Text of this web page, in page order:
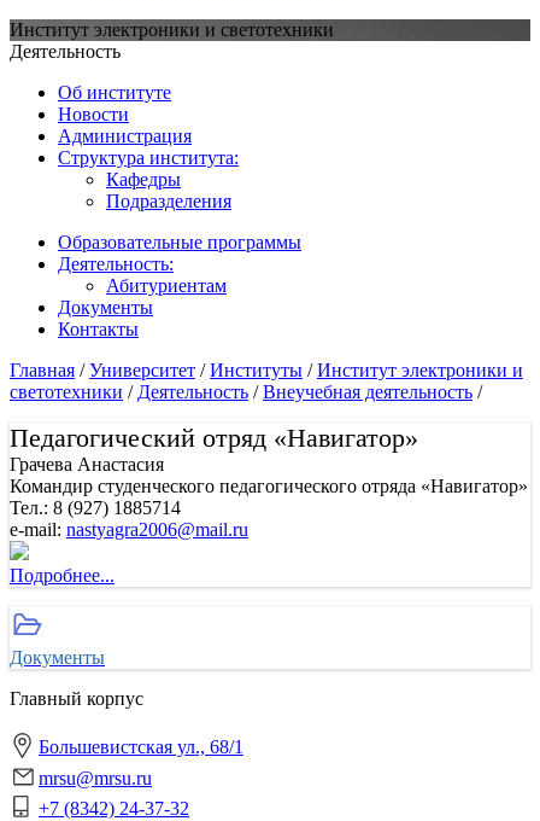
Институт электроники и светотехники
Деятельность
Об институте
Новости
Администрация
Структура института:
Кафедры
Подразделения
Образовательные программы
Деятельность:
Абитуриентам
Документы
Контакты
Главная /Университет /Институты /Институт электроники и
светотехники / Деятельность /Внеучебная деятельность /
Педагогический отряд «Навигатор»
Грачева Анастасия
Командир студенческого педагогического отряда «Навигатор»
Тел.: 8 (927) 1885714
e-mail: nastyagra2006@mail.ru
Подробнее...
Документы
Главный корпус
Большевистская ул., 68/1
mrsu@mrsu.ru
+7 (8342) 24-37-32